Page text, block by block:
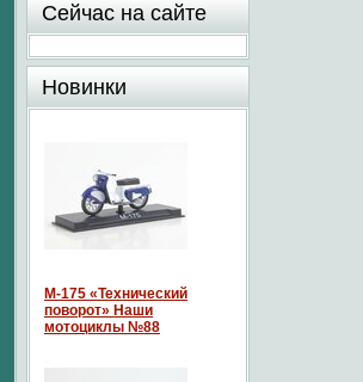
Сейчас на сайте
Новинки
М-175 «Технический
поворот» Наши
мотоциклы №88